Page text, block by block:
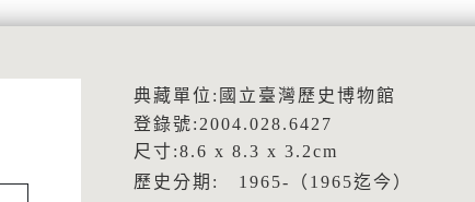
典藏單位:國立臺灣歷史博物館
登錄號:2004.028.6427
尺寸:8.6 x 8.3 x 3.2cm
歷史分期: 1965-（1965迄今）